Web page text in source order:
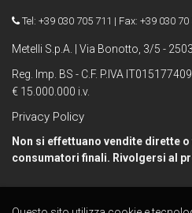
Tel: +39 030 705 711 | Fax: +39 030 70
Metelli S.p.A. | Via Bonotto, 3/5 -
Reg. Imp. BS - C.F. P.IVA
€ 15.000.000 i.v.
Privacy Policy
Non si effettuano vendite dirette
consumatori finali. Rivolgersi al